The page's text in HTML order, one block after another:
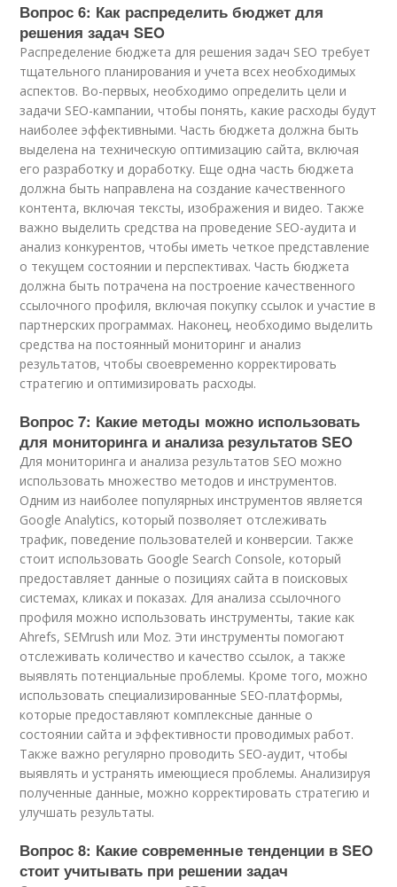
Вопрос 6: Как распределить бюджет для
решения задач SEO
Распределение бюджета для решения задач SEO требует
тщательного планирования и учета всех необходимых
аспектов. Во-первых, необходимо определить цели и
задачи SEO-кампании, чтобы понять, какие расходы будут
наиболее эффективными. Часть бюджета должна быть
выделена на техническую оптимизацию сайта, включая
его разработку и доработку. Еще одна часть бюджета
должна быть направлена на создание качественного
контента, включая тексты, изображения и видео. Также
важно выделить средства на проведение SEO-аудита и
анализ конкурентов, чтобы иметь четкое представление
о текущем состоянии и перспективах. Часть бюджета
должна быть потрачена на построение качественного
ссылочного профиля, включая покупку ссылок и участие в
партнерских программах. Наконец, необходимо выделить
средства на постоянный мониторинг и анализ
результатов, чтобы своевременно корректировать
стратегию и оптимизировать расходы.
Вопрос 7: Какие методы можно использовать
для мониторинга и анализа результатов SEO
Для мониторинга и анализа результатов SEO можно
использовать множество методов и инструментов.
Одним из наиболее популярных инструментов является
Google Analytics, который позволяет отслеживать
трафик, поведение пользователей и конверсии. Также
стоит использовать Google Search Console, который
предоставляет данные о позициях сайта в поисковых
системах, кликах и показах. Для анализа ссылочного
профиля можно использовать инструменты, такие как
Ahrefs, SEMrush или Moz. Эти инструменты помогают
отслеживать количество и качество ссылок, а также
выявлять потенциальные проблемы. Кроме того, можно
использовать специализированные SEO-платформы,
которые предоставляют комплексные данные о
состоянии сайта и эффективности проводимых работ.
Также важно регулярно проводить SEO-аудит, чтобы
выявлять и устранять имеющиеся проблемы. Анализируя
полученные данные, можно корректировать стратегию и
улучшать результаты.
Вопрос 8: Какие современные тенденции в SEO
стоит учитывать при решении задач